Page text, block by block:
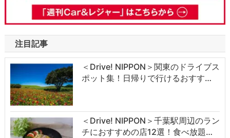
注目記事
＜Drive! NIPPON＞関東のドライブス
ポット集！日帰りで行けるおすす…
＜Drive! NIPPON＞千葉駅周辺のラン
チにおすすめの店12選！食べ放題…